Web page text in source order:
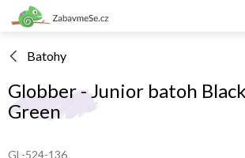
Přejít
na
Batohy
Globber - Junior batoh
Green
GL-524-136